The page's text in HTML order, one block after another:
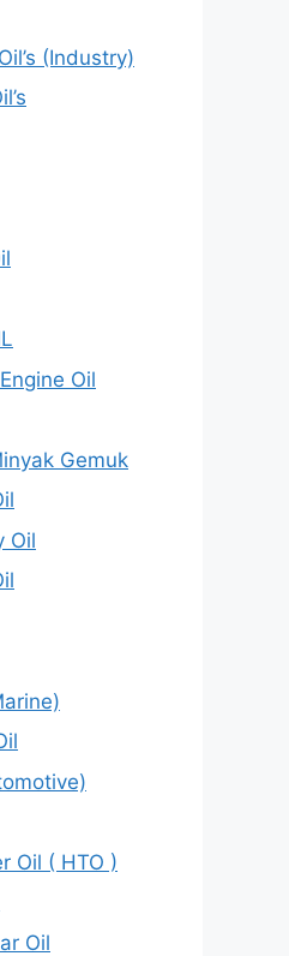
(Industry)
Oil
Gemuk
Oil
Oil ( HTO )
Oil